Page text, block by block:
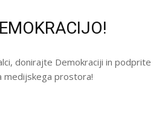
donirajte Demokraciji in podprite
medijskega prostora!